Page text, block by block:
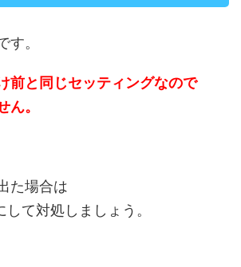
す。
前と同じセッティングなので
ん。
た場合は
して対処しましょう。